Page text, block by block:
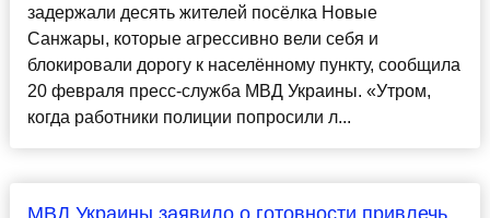
задержали десять жителей посёлка Новые
Санжары, которые агрессивно вели себя и
блокировали дорогу к населённому пункту, сообщила
20 февраля пресс-служба МВД Украины. «Утром,
когда работники полиции попросили л...